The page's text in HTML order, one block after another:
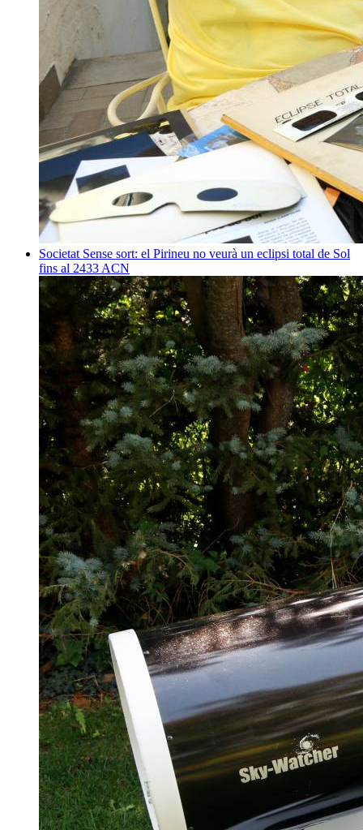
Societat Sense sort: el Pirineu no veurà un eclipsi total de Sol
fins al 2433 ACN